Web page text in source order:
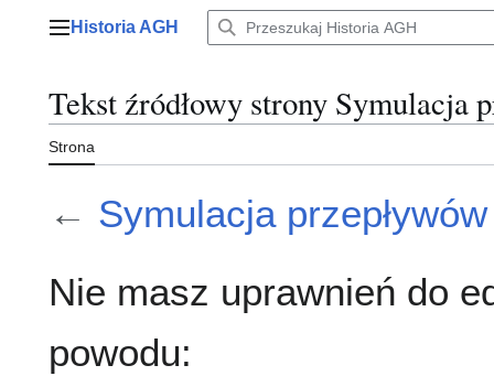
Menu główne
Historia AGH
Tekst źródłowy strony Symulacja
Strona
← Symulacja
Nie masz uprawnień do
powodu: